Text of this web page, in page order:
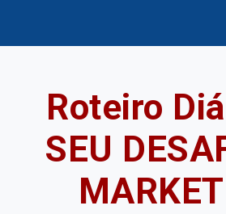
Roteiro
SEU